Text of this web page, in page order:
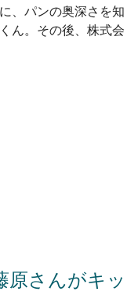
、パンの奥深さを知
ん。その後、株式会
原さんがキッ